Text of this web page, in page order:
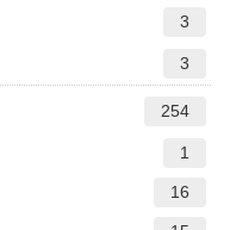
3
3
254
1
16